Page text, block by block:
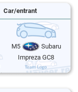
Car/entrant
M5
Subaru
Impreza GC8